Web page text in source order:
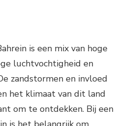
is een mix van hoge
luchtvochtigheid en
zandstormen en invloed
het klimaat van dit land
om te ontdekken. Bij een